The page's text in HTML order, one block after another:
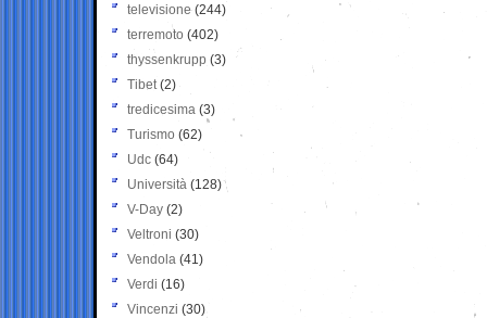
televisione(244)
terremoto (402)
thyssenkrupp (3)
Tibet(2)
tredicesima (3)
Turismo (62)
Udc (64)
Università (128)
V-Day (2)
Veltroni (30)
Vendola (41)
Verdi (16)
Vincenzi (30)